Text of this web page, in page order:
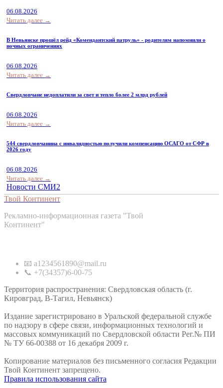
06.08.2026
Читать далее →
В Невьянске прошёл рейд «Комендантский патруль» - родителям напомнили о
ночных ограничениях
06.08.2026
Читать далее →
Свердловчане недоплатили за свет и тепло более 2 млрд рублей
06.08.2026
Читать далее →
544 свердловчанина с инвалидностью получили компенсацию ОСАГО от СФР в
2026 году
06.08.2026
Читать далее →
Новости СМИ2
Твой Континент
Рекламно-информационная газета "Твой
Континент"
📧 a1234561890@mail.ru
📞 +7(34357)6-00-75
Территория распространения: Свердловская область (г.
Кировград, В-Тагил, Невьянск)
Издание зарегистрировано в Уральской федеральной службе
по надзору в сфере связи, информационных технологий и
массовых коммуникаций по Свердловской области Рег.№ ПИ
№ ТУ 66-00388 от 16 декабря 2009 г.
Копирование материалов без письменного согласия Редакции
Твой Континент запрещено.
Правила использования сайта